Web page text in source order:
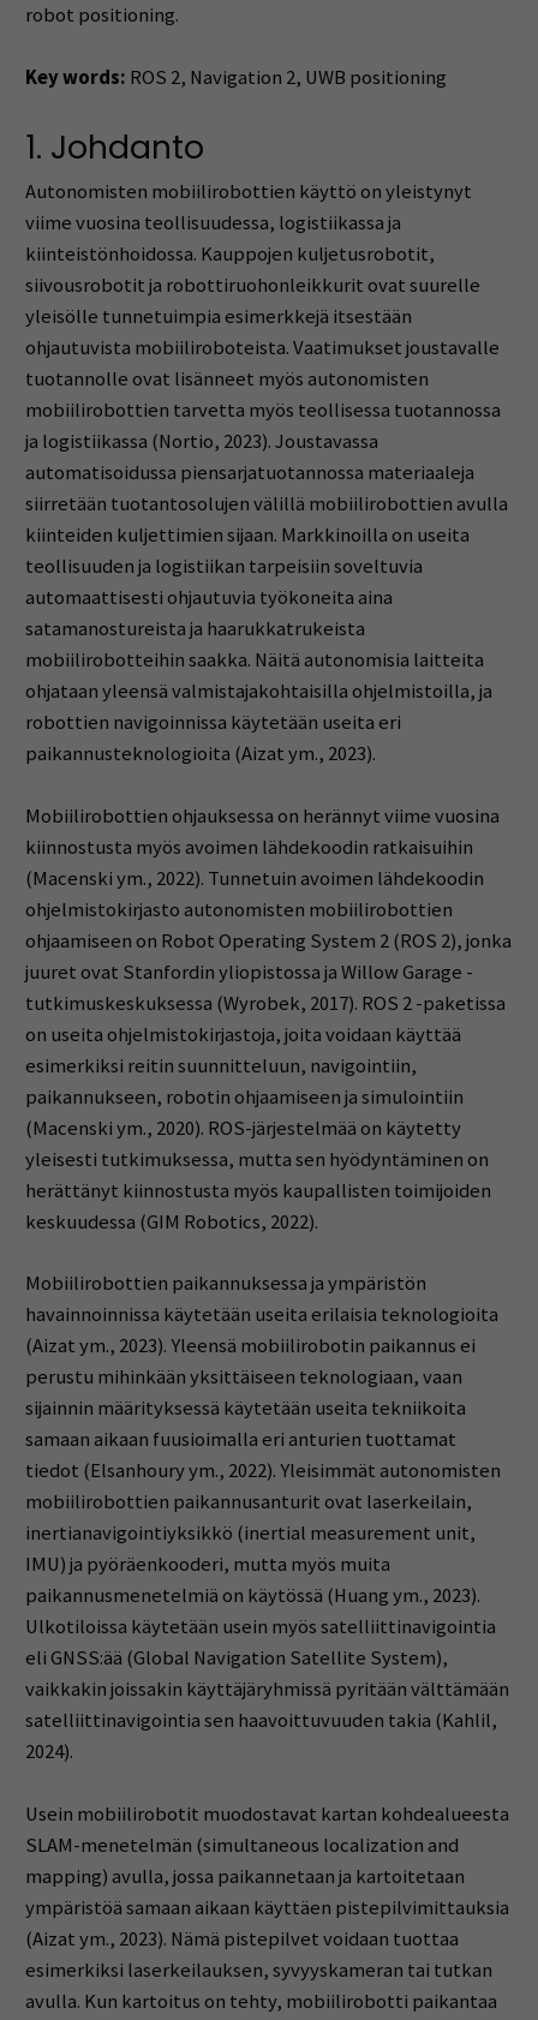
robot positioning.
Key words: ROS 2, Navigation 2, UWB positioning
1. Johdanto
Autonomisten mobiilirobottien käyttö on yleistynyt
viime vuosina teollisuudessa, logistiikassa ja
kiinteistönhoidossa. Kauppojen kuljetusrobotit,
siivousrobotit ja robottiruohonleikkurit ovat suurelle
yleisölle tunnetuimpia esimerkkejä itsestään
ohjautuvista mobiiliroboteista. Vaatimukset joustavalle
tuotannolle ovat lisänneet myös autonomisten
mobiilirobottien tarvetta myös teollisessa tuotannossa
ja logistiikassa (Nortio, 2023). Joustavassa
automatisoidussa piensarjatuotannossa materiaaleja
siirretään tuotantosolujen välillä mobiilirobottien avulla
kiinteiden kuljettimien sijaan. Markkinoilla on useita
teollisuuden ja logistiikan tarpeisiin soveltuvia
automaattisesti ohjautuvia työkoneita aina
satamanostureista ja haarukkatrukeista
mobiilirobotteihin saakka. Näitä autonomisia laitteita
ohjataan yleensä valmistajakohtaisilla ohjelmistoilla, ja
robottien navigoinnissa käytetään useita eri
paikannusteknologioita (Aizat ym., 2023).
Mobiilirobottien ohjauksessa on herännyt viime vuosina
kiinnostusta myös avoimen lähdekoodin ratkaisuihin
(Macenski ym., 2022). Tunnetuin avoimen lähdekoodin
ohjelmistokirjasto autonomisten mobiilirobottien
ohjaamiseen on Robot Operating System 2 (ROS 2), jonka
juuret ovat Stanfordin yliopistossa ja Willow Garage -
tutkimuskeskuksessa (Wyrobek, 2017). ROS 2 -paketissa
on useita ohjelmistokirjastoja, joita voidaan käyttää
esimerkiksi reitin suunnitteluun, navigointiin,
paikannukseen, robotin ohjaamiseen ja simulointiin
(Macenski ym., 2020). ROS-järjestelmää on käytetty
yleisesti tutkimuksessa, mutta sen hyödyntäminen on
herättänyt kiinnostusta myös kaupallisten toimijoiden
keskuudessa (GIM Robotics, 2022).
Mobiilirobottien paikannuksessa ja ympäristön
havainnoinnissa käytetään useita erilaisia teknologioita
(Aizat ym., 2023). Yleensä mobiilirobotin paikannus ei
perustu mihinkään yksittäiseen teknologiaan, vaan
sijainnin määrityksessä käytetään useita tekniikoita
samaan aikaan fuusioimalla eri anturien tuottamat
tiedot (Elsanhoury ym., 2022). Yleisimmät autonomisten
mobiilirobottien paikannusanturit ovat laserkeilain,
inertianavigointiyksikkö (inertial measurement unit,
IMU) ja pyöräenkooderi, mutta myös muita
paikannusmenetelmiä on käytössä (Huang ym., 2023).
Ulkotiloissa käytetään usein myös satelliittinavigointia
eli GNSS:ää (Global Navigation Satellite System),
vaikkakin joissakin käyttäjäryhmissä pyritään välttämään
satelliittinavigointia sen haavoittuvuuden takia (Kahlil,
2024).
Usein mobiilirobotit muodostavat kartan kohdealueesta
SLAM-menetelmän (simultaneous localization and
mapping) avulla, jossa paikannetaan ja kartoitetaan
ympäristöä samaan aikaan käyttäen pistepilvimittauksia
(Aizat ym., 2023). Nämä pistepilvet voidaan tuottaa
esimerkiksi laserkeilauksen, syvyyskameran tai tutkan
avulla. Kun kartoitus on tehty, mobiilirobotti paikantaa